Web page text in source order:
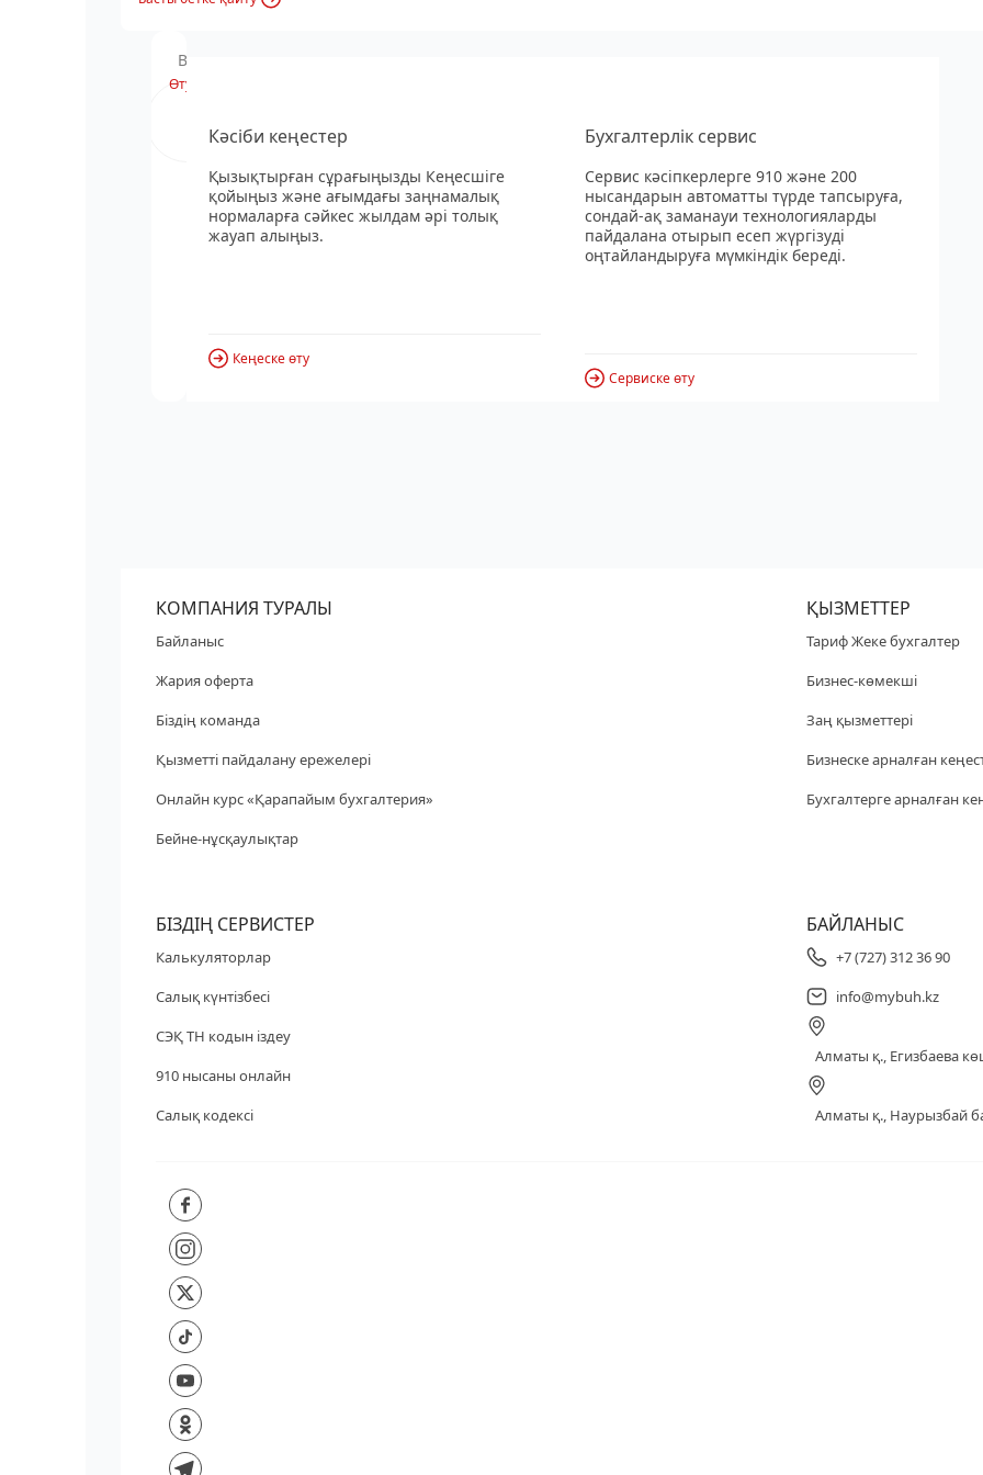
Вебинардың хабарландыруы
Өту
Кәсіби кеңестер
Қызықтырған сұрағыңызды Кеңесшіге
қойыңыз және ағымдағы заңнамалық
нормаларға сәйкес жылдам әрі толық
жауап алыңыз.
Кеңеске өту
Бухгалтерлік сервис
Сервис кәсіпкерлерге 910 және 200
нысандарын автоматты түрде тапсыруға,
сондай-ақ заманауи технологияларды
пайдалана отырып есеп жүргізуді
оңтайландыруға мүмкіндік береді.
Сервиске өту
КОМПАНИЯ ТУРАЛЫ
Байланыс
Жария оферта
Біздің команда
Қызметті пайдалану ережелері
Онлайн курс «Қарапайым бухгалтерия»
Бейне-нұсқаулықтар
ҚЫЗМЕТТЕР
Тариф Жеке бухгалтер
Бизнес-көмекші
Заң қызметтері
Бизнеске арналған
Бухгалтерге арналған
БІЗДІҢ СЕРВИСТЕР
Калькуляторлар
Салық күнтізбесі
СЭҚ ТН кодын іздеу
910 нысаны онлайн
Салық кодексі
БАЙЛАНЫС
+7 (727) 312 36 90
info@mybuh.kz
Алматы қ., Егизбаева
Алматы қ., Наурызбай